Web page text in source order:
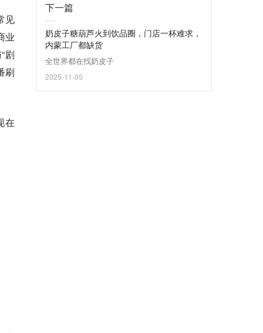
见
业
剧
刷
在
下一篇
奶皮子糖葫芦火到饮品圈，门店一杯难求，
内蒙工厂都缺货
全世界都在找奶皮子
2025-11-05